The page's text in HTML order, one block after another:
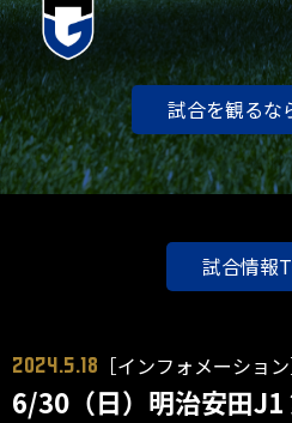
試合を観るな
試合情報
2024.5.18 ［インフォメーション
6/30（日）明治安田J1